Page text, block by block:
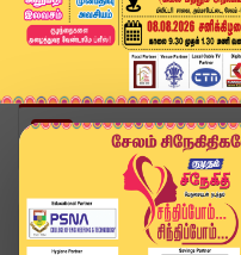
Home
வீடியோ ஸ்டோரி